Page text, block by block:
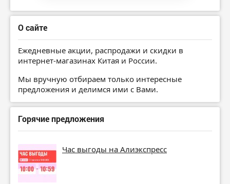
О сайте
Ежедневные акции, распродажи и скидки в
интернет-магазинах Китая и России.
Мы вручную отбираем только интересные
предложения и делимся ими с Вами.
Горячие предложения
Час выгоды на Алиэкспресс